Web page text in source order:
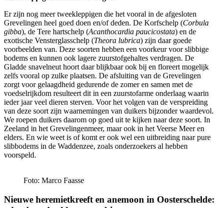
Er zijn nog meer tweekleppigen die het vooral in de afgesloten
Grevelingen heel goed doen en/of deden. De Korfschelp (Corbula
gibba), de Tere hartschelp (Acanthocardia paucicostata) en de
exotische Vensterglasschelp (Theora lubrica) zijn daar goede
voorbeelden van. Deze soorten hebben een voorkeur voor slibbige
bodems en kunnen ook lagere zuurstofgehaltes verdragen. De
Gladde snavelneut hoort daar blijkbaar ook bij en floreert mogelijk
zelfs vooral op zulke plaatsen. De afsluiting van de Grevelingen
zorgt voor gelaagdheid gedurende de zomer en samen met de
voedselrijkdom resulteert dit in een zuurstofarme onderlaag waarin
ieder jaar veel dieren sterven. Voor het volgen van de verspreiding
van deze soort zijn waarnemingen van duikers bijzonder waardevol.
We roepen duikers daarom op goed uit te kijken naar deze soort. In
Zeeland in het Grevelingenmeer, maar ook in het Veerse Meer en
elders. En wie weet is of komt er ook wel een uitbreiding naar pure
slibbodems in de Waddenzee, zoals onderzoekers al hebben
voorspeld.
Foto: Marco Faasse
Nieuwe heremietkreeft en anemoon in Oosterschelde: